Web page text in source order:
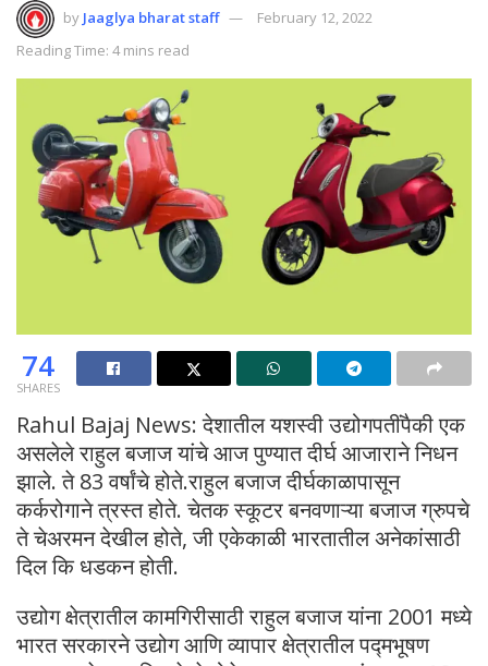
by Jaaglya bharat staff
February 12, 2022
Reading Time: 4 mins read
74
SHARES
Rahul Bajaj News: देशातील यशस्वी उद्योगपतींपैकी एक
असलेले राहुल बजाज यांचे आज पुण्यात दीर्घ आजाराने निधन
झाले. ते 83 वर्षांचे होते.राहुल बजाज दीर्घकाळापासून
कर्करोगाने त्रस्त होते. चेतक स्कूटर बनवणाऱ्या बजाज ग्रुपचे
ते चेअरमन देखील होते, जी एकेकाळी भारतातील अनेकांसाठी
दिल कि धडकन होती.
उद्योग क्षेत्रातील कामगिरीसाठी राहुल बजाज यांना 2001 मध्ये
भारत सरकारने उद्योग आणि व्यापार क्षेत्रातील पद्मभूषण